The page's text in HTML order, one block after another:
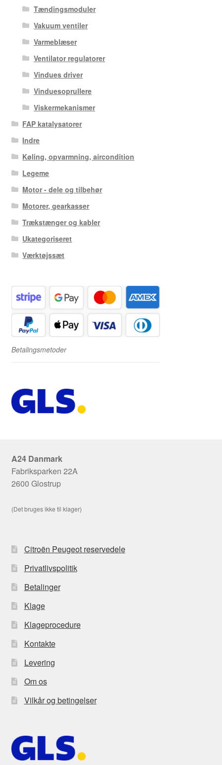
Tændingsmoduler
Vakuum ventiler
Varmeblæser
Ventilator regulatorer
Vindues driver
Vinduesoprullere
Viskermekanismer
FAP katalysatorer
Indre
Køling, opvarmning, aircondition
Legeme
Motor - dele og tilbehør
Motorer, gearkasser
Trækstænger og kabler
Ukategoriseret
Værktøjssæt
Betalingsmetoder
A24 Danmark
Fabriksparken 22A
2600 Glostrup
(Det bruges ikke til klager)
Citroën Peugeot reservedele
Privatlivspolitik
Betalinger
Klage
Klageprocedure
Kontakte
Levering
Om os
Vilkår og betingelser